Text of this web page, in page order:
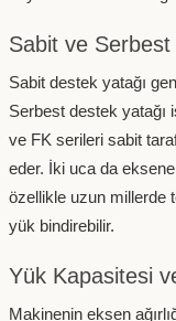
Sabit ve Serbest
Sabit destek yatağı
Serbest destek yatağı
ve FK serileri sabit
eder. İki uca da
özellikle uzun millerde
yük bindirebilir.
Yük Kapasitesi
Makinenin eksen